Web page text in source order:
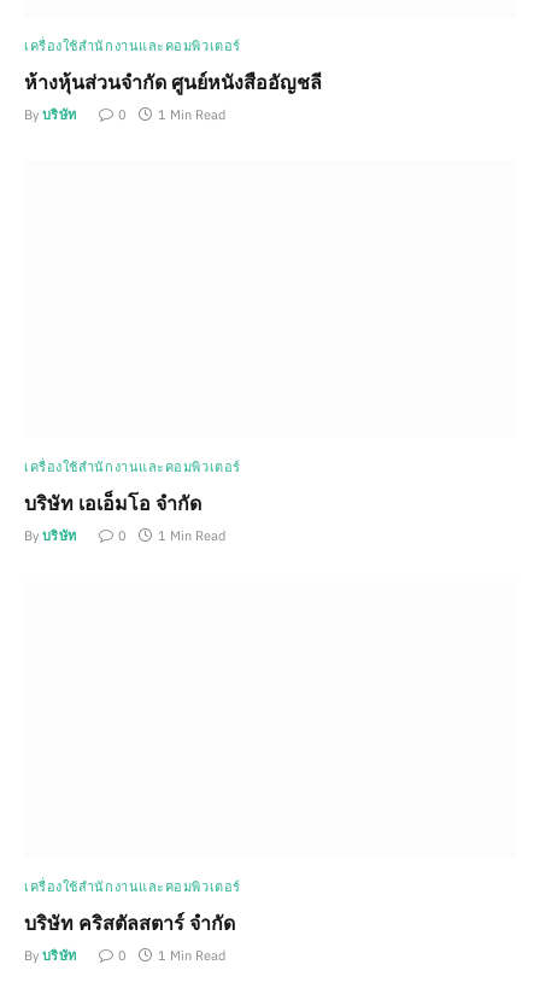
เครื่องใช้สำนักงานและคอมพิวเตอร์
ห้างหุ้นส่วนจำกัด ศูนย์หนังสืออัญชลี
By บริษัท 0 1 Min Read
เครื่องใช้สำนักงานและคอมพิวเตอร์
บริษัท เอเอ็มโอ จำกัด
By บริษัท 0 1 Min Read
เครื่องใช้สำนักงานและคอมพิวเตอร์
บริษัท คริสตัลสตาร์ จำกัด
By บริษัท 0 1 Min Read